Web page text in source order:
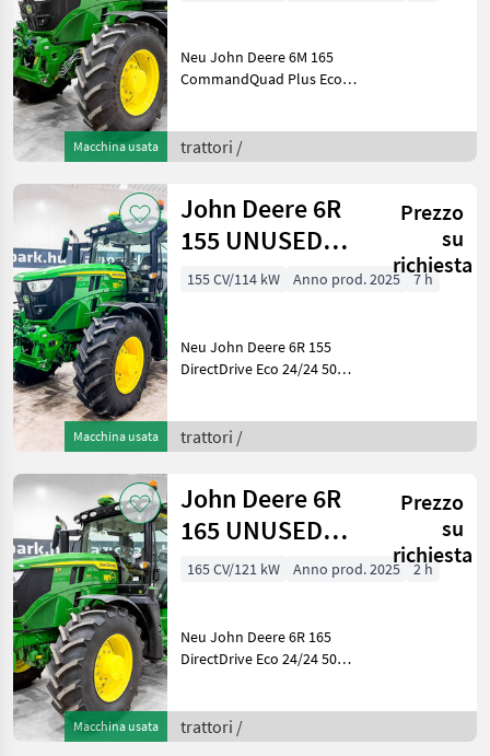
Macchina usata
40 km/h
Neu John Deere 6M 165
CommandQuad Plus Eco
AutoTrac, Druckluftbremse,
Fronthydraulik, iTEC,
trattori /
Macchina usata
John Deere 6R
155 UNUSED
DirectDrive Eco
tran
Prezzo
su
richiesta
155 CV/114 kW Anno prod. 2025 7 h
Neu John Deere 6R 155
DirectDrive Eco 24/24 50
SF7500 AutoTrac,
Druckluftbremse, G5 Plus,
trattori /
Macchina usata
John Deere 6R
165 UNUSED
DirectDrive Eco
tran
Prezzo
su
richiesta
165 CV/121 kW Anno prod. 2025 2 h
Neu John Deere 6R 165
DirectDrive Eco 24/24 50
SF7500 AutoTrac,
Druckluftbremse, G5 Plus,
trattori /